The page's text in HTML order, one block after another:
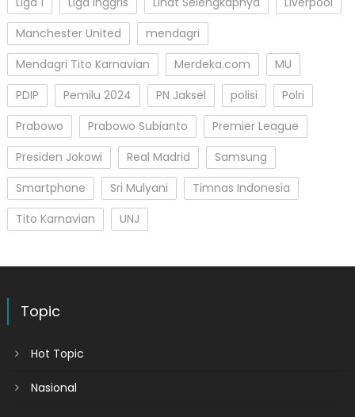
Manchester United
mendagri
Mendagri Tito Karnavian
Merdeka.com
MU
PDIP
Pemilu 2024 PN Jaksel polisi
Polri
Prabowo
Prabowo Subianto
Premier League
Presiden Jokowi
Real Madrid
Samsung
Smartphone
Sri Mulyani
Timnas Indonesia
Tito Karnavian
UNJ
Topic
Hot Topic
Nasional